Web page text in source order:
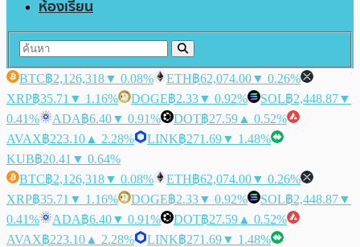
ห้องเรียน
BTC฿2,126,318▼ 0.08% ETH฿62,074.00▼ 0.26%
XRP฿35.71 ▼ 1.16% DOGE฿2.33▼ 0.92% SOL฿2,448.87▼
0.41%
ADA฿6.40▼ 0.91% DOT฿27.59 ▲ 0.52%
AVAX฿223.10 ▲ 2.28% LINK฿271.69▼ 1.48%
KUB฿20.41 ▼ 0.64%
BTC฿2,126,318▼ 0.08% ETH฿62,074.00▼ 0.26%
XRP฿35.71 ▼ 1.16% DOGE฿2.33▼ 0.92% SOL฿2,448.87▼
0.41%
ADA฿6.40▼ 0.91% DOT฿27.59 ▲ 0.52%
AVAX฿223.10 ▲ 2.28% LINK฿271.69▼ 1.48%